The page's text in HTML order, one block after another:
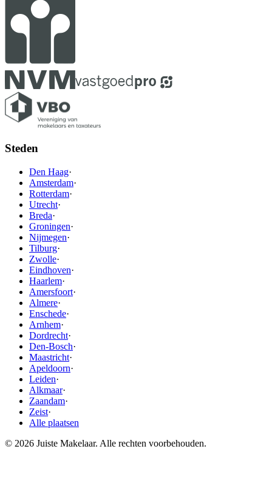
Steden
Den Haag·
Amsterdam·
Rotterdam·
Utrecht·
Breda·
Groningen·
Nijmegen·
Tilburg·
Zwolle·
Eindhoven·
Haarlem·
Amersfoort·
Almere·
Enschede·
Arnhem·
Dordrecht·
Den-Bosch·
Maastricht·
Apeldoorn·
Leiden·
Alkmaar·
Zaandam·
Zeist·
Alle plaatsen
© 2026 Juiste Makelaar. Alle rechten voorbehouden.